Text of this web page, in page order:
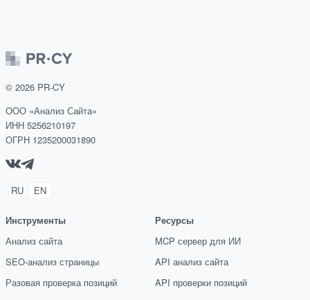
© 2026 PR-CY
ООО «Анализ Сайта»
ИНН 5256210197
ОГРН 1235200031890
RU EN
Инструменты
Анализ сайта
SEO-анализ страницы
Разовая проверка позиций
Ресурсы
MCP сервер для ИИ
API анализ сайта
API проверки позиций